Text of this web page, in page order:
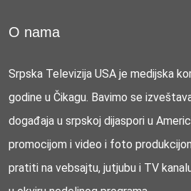
O nama
Srpska Televizija USA je medijska
godine u Čikagu. Bavimo se
događaja u srpskoj dijaspori u
promocijom i video i foto
pratiti na vebsajtu, jutjubu i TV